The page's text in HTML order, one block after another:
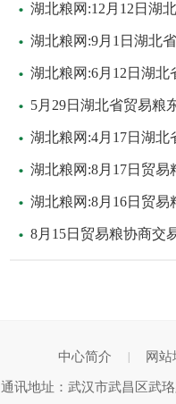
湖北粮网:12月12日湖
湖北粮网:9月1日湖北
湖北粮网:6月12日湖
5月29日湖北省贸易粮
湖北粮网:4月17日湖
湖北粮网:8月17日贸
湖北粮网:8月16日贸
8月15日贸易粮协商交
中心简介 网站
通讯地址：武汉市武昌区武